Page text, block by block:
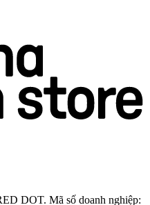
DOT. Mã số doanh nghiệp: